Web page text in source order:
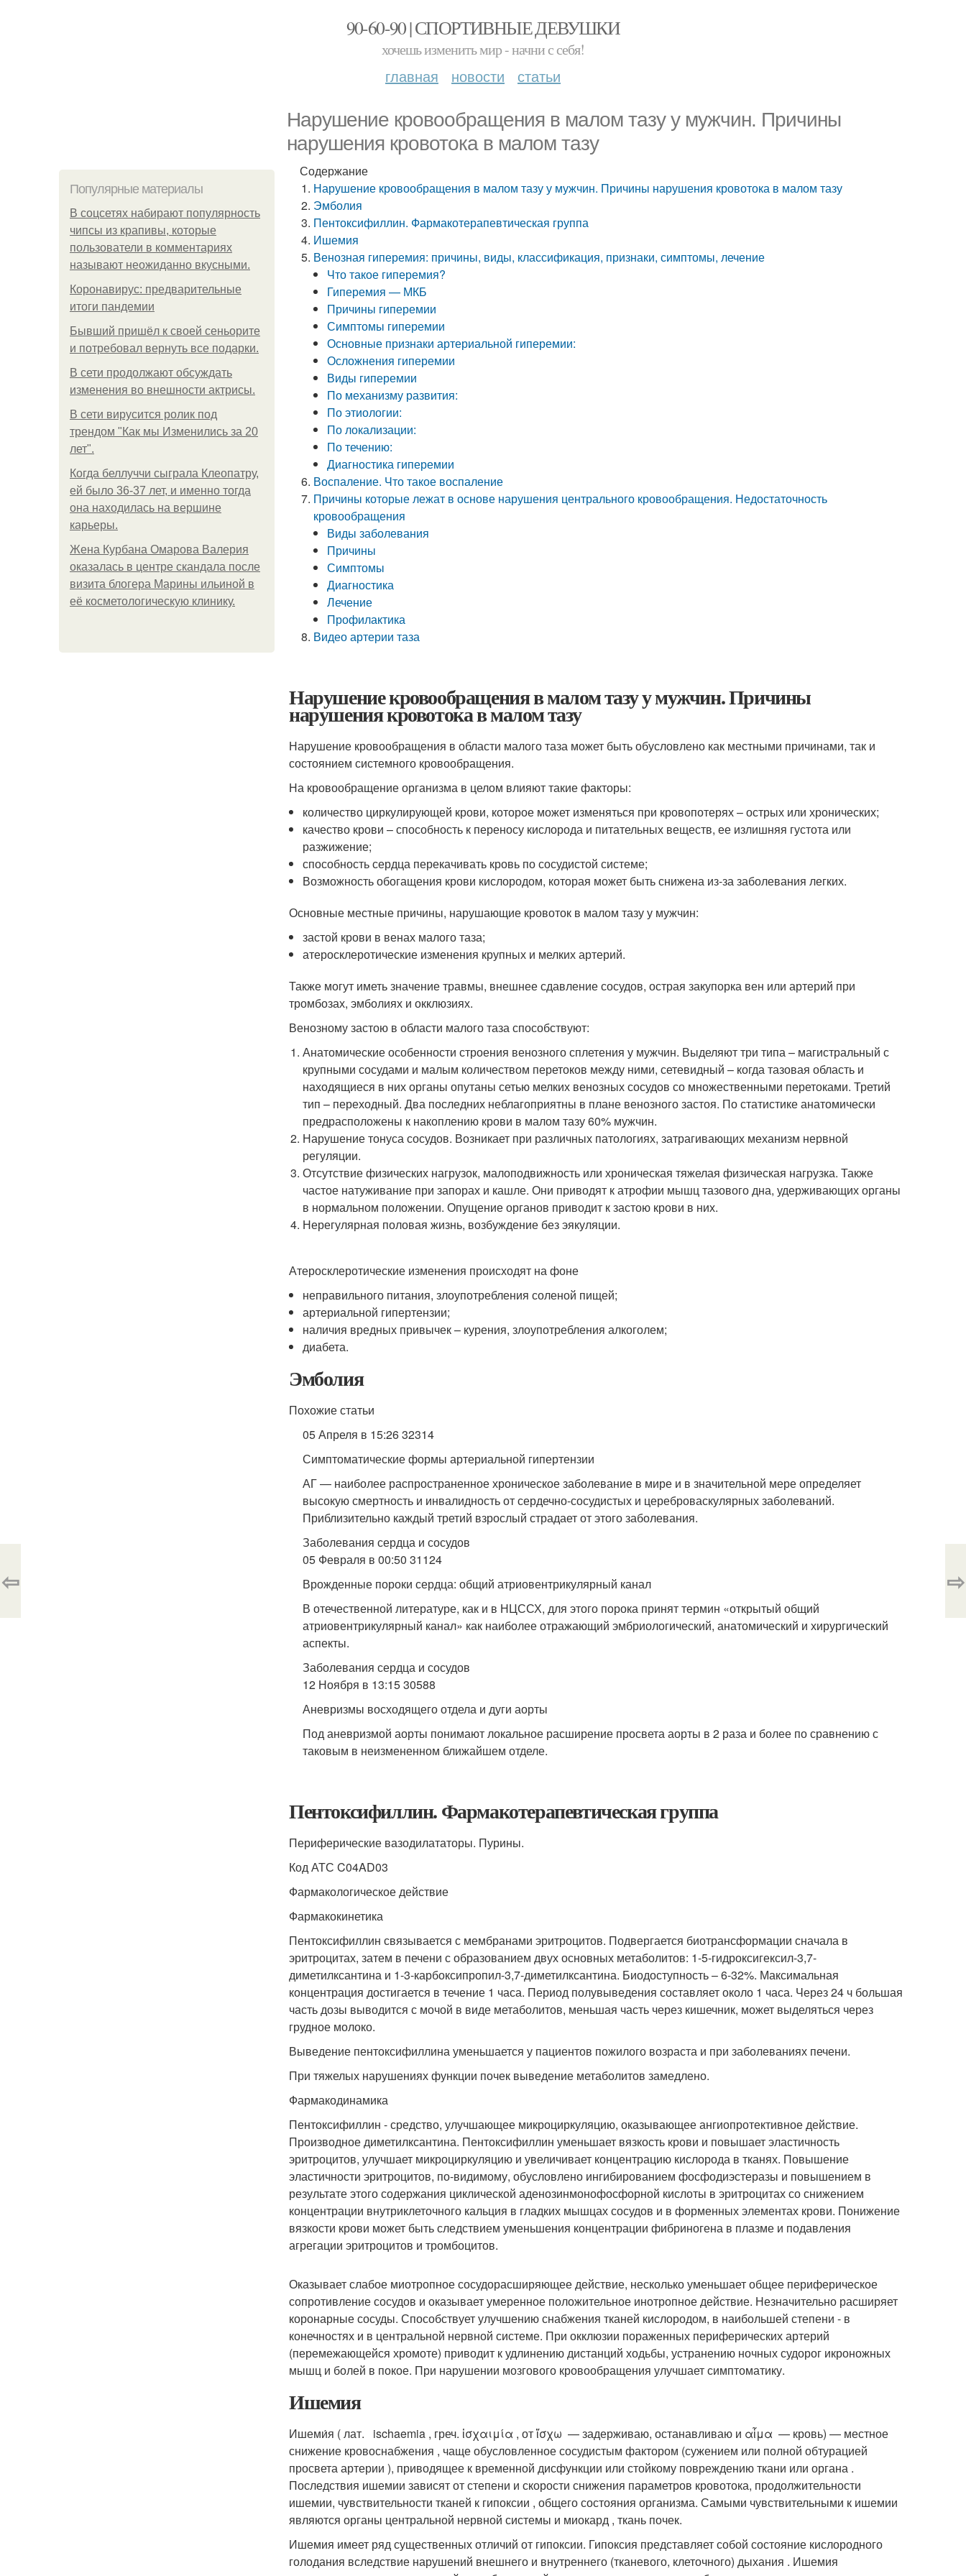
90-60-90 | СПОРТИВНЫЕ ДЕВУШКИ
хочешь изменить мир - начни с себя!
главная новости статьи
Нарушение кровообращения в малом тазу у мужчин. Причины
нарушения кровотока в малом тазу
Популярные материалы
В соцсетях набирают популярность
чипсы из крапивы, которые
пользователи в комментариях
называют неожиданно вкусными.
Коронавирус: предварительные
итоги пандемии
Бывший пришёл к своей сеньорите
и потребовал вернуть все подарки.
В сети продолжают обсуждать
изменения во внешности актрисы.
В сети вирусится ролик под
трендом "Как мы Изменились за 20
лет".
Когда беллуччи сыграла Клеопатру,
ей было 36-37 лет, и именно тогда
она находилась на вершине
карьеры.
Жена Курбана Омарова Валерия
оказалась в центре скандала после
визита блогера Марины ильиной в
её косметологическую клинику.
Содержание
Нарушение кровообращения в малом тазу у мужчин. Причины нарушения кровотока в малом тазу
Эмболия
Пентоксифиллин. Фармакотерапевтическая группа
Ишемия
Венозная гиперемия: причины, виды, классификация, признаки, симптомы, лечение
Что такое гиперемия?
Гиперемия — МКБ
Причины гиперемии
Симптомы гиперемии
Основные признаки артериальной гиперемии:
Осложнения гиперемии
Виды гиперемии
По механизму развития:
По этиологии:
По локализации:
По течению:
Диагностика гиперемии
Воспаление. Что такое воспаление
Причины которые лежат в основе нарушения центрального кровообращения. Недостаточность
кровообращения
Виды заболевания
Причины
Симптомы
Диагностика
Лечение
Профилактика
Видео артерии таза
Нарушение кровообращения в малом тазу у мужчин. Причины
нарушения кровотока в малом тазу
Нарушение кровообращения в области малого таза может быть обусловлено как местными причинами, так и
состоянием системного кровообращения.
На кровообращение организма в целом влияют такие факторы:
количество циркулирующей крови, которое может изменяться при кровопотерях – острых или хронических;
качество крови – способность к переносу кислорода и питательных веществ, ее излишняя густота или
разжижение;
способность сердца перекачивать кровь по сосудистой системе;
Возможность обогащения крови кислородом, которая может быть снижена из-за заболевания легких.
Основные местные причины, нарушающие кровоток в малом тазу у мужчин:
застой крови в венах малого таза;
атеросклеротические изменения крупных и мелких артерий.
Также могут иметь значение травмы, внешнее сдавление сосудов, острая закупорка вен или артерий при
тромбозах, эмболиях и окклюзиях.
Венозному застою в области малого таза способствуют:
Анатомические особенности строения венозного сплетения у мужчин. Выделяют три типа – магистральный с
крупными сосудами и малым количеством перетоков между ними, сетевидный – когда тазовая область и
находящиеся в них органы опутаны сетью мелких венозных сосудов со множественными перетоками. Третий
тип – переходный. Два последних неблагоприятны в плане венозного застоя. По статистике анатомически
предрасположены к накоплению крови в малом тазу 60% мужчин.
Нарушение тонуса сосудов. Возникает при различных патологиях, затрагивающих механизм нервной
регуляции.
Отсутствие физических нагрузок, малоподвижность или хроническая тяжелая физическая нагрузка. Также
частое натуживание при запорах и кашле. Они приводят к атрофии мышц тазового дна, удерживающих органы
в нормальном положении. Опущение органов приводит к застою крови в них.
Нерегулярная половая жизнь, возбуждение без эякуляции.
Атеросклеротические изменения происходят на фоне
неправильного питания, злоупотребления соленой пищей;
артериальной гипертензии;
наличия вредных привычек – курения, злоупотребления алкоголем;
диабета.
Эмболия
Похожие статьи
05 Апреля в 15:26 32314
Симптоматические формы артериальной гипертензии
АГ — наиболее распространенное хроническое заболевание в мире и в значительной мере определяет
высокую смертность и инвалидность от сердечно-сосудистых и цереброваскулярных заболеваний.
Приблизительно каждый третий взрослый страдает от этого заболевания.
Заболевания сердца и сосудов
05 Февраля в 00:50 31124
Врожденные пороки сердца: общий атриовентрикулярный канал
В отечественной литературе, как и в НЦССХ, для этого порока принят термин «открытый общий
атриовентрикулярный канал» как наиболее отражающий эмбриологический, анатомический и хирургический
аспекты.
Заболевания сердца и сосудов
12 Ноября в 13:15 30588
Аневризмы восходящего отдела и дуги аорты
Под аневризмой аорты понимают локальное расширение просвета аорты в 2 раза и более по сравнению с
таковым в неизмененном ближайшем отделе.
Пентоксифиллин. Фармакотерапевтическая группа
Периферические вазодилататоры. Пурины.
Код АТС C04AD03
Фармакологическое действие
Фармакокинетика
Пентоксифиллин связывается с мембранами эритроцитов. Подвергается биотрансформации сначала в
эритроцитах, затем в печени с образованием двух основных метаболитов: 1-5-гидроксигексил-3,7-
диметилксантина и 1-3-карбоксипропил-3,7-диметилксантина. Биодоступность – 6-32%. Максимальная
концентрация достигается в течение 1 часа. Период полувыведения составляет около 1 часа. Через 24 ч большая
часть дозы выводится с мочой в виде метаболитов, меньшая часть через кишечник, может выделяться через
грудное молоко.
Выведение пентоксифиллина уменьшается у пациентов пожилого возраста и при заболеваниях печени.
При тяжелых нарушениях функции почек выведение метаболитов замедлено.
Фармакодинамика
Пентоксифиллин - средство, улучшающее микроциркуляцию, оказывающее ангиопротективное действие.
Производное диметилксантина. Пентоксифиллин уменьшает вязкость крови и повышает эластичность
эритроцитов, улучшает микроциркуляцию и увеличивает концентрацию кислорода в тканях. Повышение
эластичности эритроцитов, по-видимому, обусловлено ингибированием фосфодиэстеразы и повышением в
результате этого содержания циклической аденозинмонофосфорной кислоты в эритроцитах со снижением
концентрации внутриклеточного кальция в гладких мышцах сосудов и в форменных элементах крови. Понижение
вязкости крови может быть следствием уменьшения концентрации фибриногена в плазме и подавления
агрегации эритроцитов и тромбоцитов.
Оказывает слабое миотропное сосудорасширяющее действие, несколько уменьшает общее периферическое
сопротивление сосудов и оказывает умеренное положительное инотропное действие. Незначительно расширяет
коронарные сосуды. Способствует улучшению снабжения тканей кислородом, в наибольшей степени - в
конечностях и в центральной нервной системе. При окклюзии пораженных периферических артерий
(перемежающейся хромоте) приводит к удлинению дистанций ходьбы, устранению ночных судорог икроножных
мышц и болей в покое. При нарушении мозгового кровообращения улучшает симптоматику.
Ишемия
Ишеми́я ( лат. ischaemia , греч. ἰσχαιμία , от ἴσχω — задерживаю, останавливаю и αἷμα — кровь) — местное
снижение кровоснабжения , чаще обусловленное сосудистым фактором (сужением или полной обтурацией
просвета артерии ), приводящее к временной дисфункции или стойкому повреждению ткани или органа .
Последствия ишемии зависят от степени и скорости снижения параметров кровотока, продолжительности
ишемии, чувствительности тканей к гипоксии , общего состояния организма. Самыми чувствительными к ишемии
являются органы центральной нервной системы и миокард , ткань почек.
Ишемия имеет ряд существенных отличий от гипоксии. Гипоксия представляет собой состояние кислородного
голодания вследствие нарушений внешнего и внутреннего (тканевого, клеточного) дыхания . Ишемия
⇦ ⇨